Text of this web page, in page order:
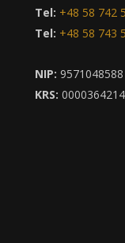
Tel: +48 58 742
Tel: +48 58 743
NIP: 9571048588
KRS: 0000364214